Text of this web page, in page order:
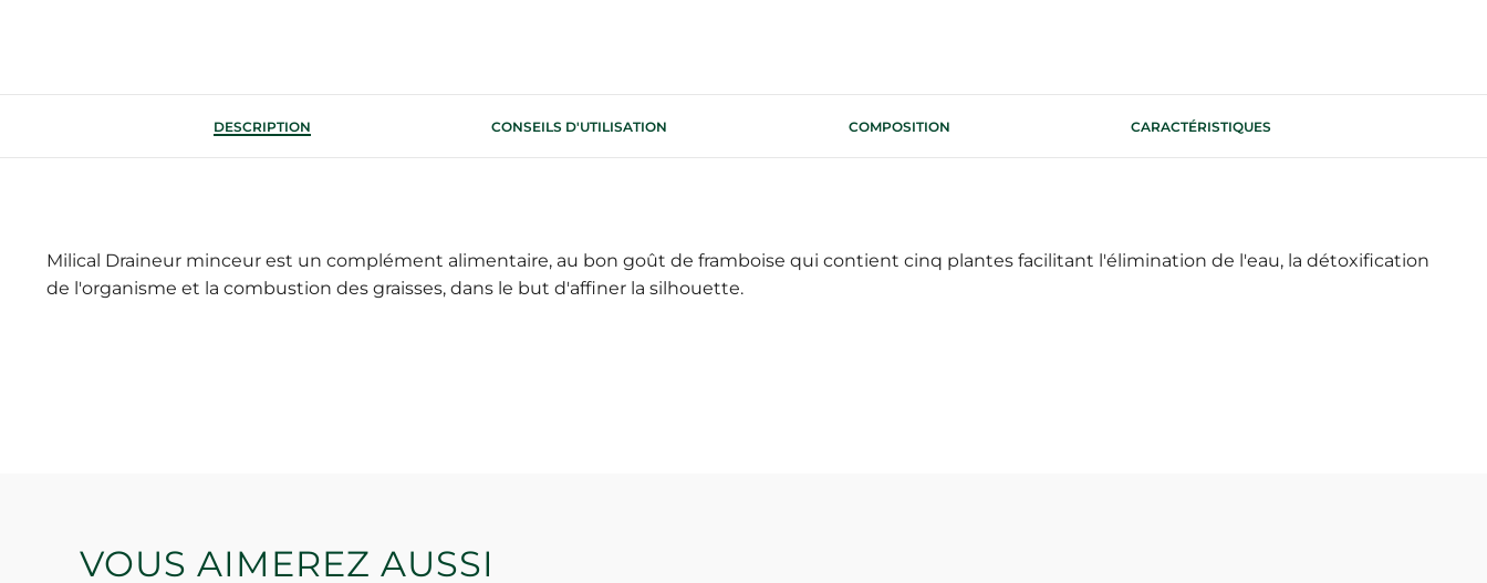
DESCRIPTION CONSEILS D'UTILISATION COMPOSITION CARACTÉRISTIQUES
Milical Draineur minceur est un complément alimentaire, au bon goût de framboise qui contient cinq plantes facilitant l'élimination de l'eau, la détoxification
de l'organisme et la combustion des graisses, dans le but d'affiner la silhouette.
VOUS AIMEREZ AUSSI